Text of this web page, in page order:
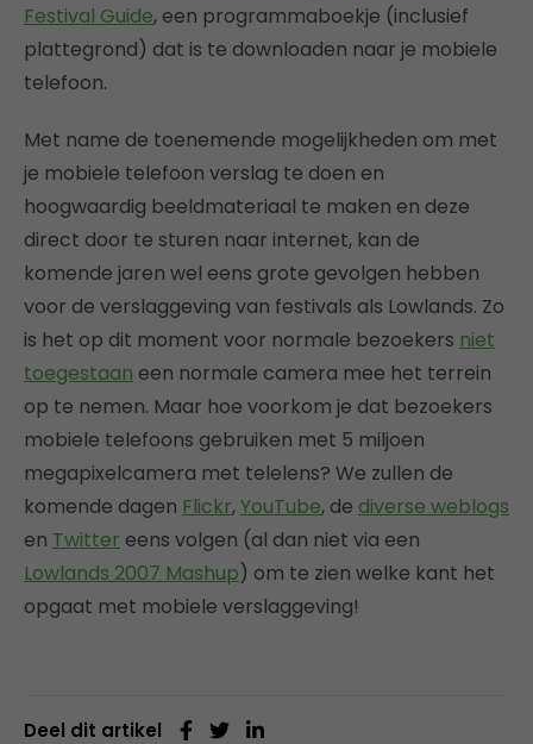
Festival Guide, een programmaboekje (inclusief
plattegrond) dat is te downloaden naar je mobiele
telefoon.
Met name de toenemende mogelijkheden om met
je mobiele telefoon verslag te doen en
hoogwaardig beeldmateriaal te maken en deze
direct door te sturen naar internet, kan de
komende jaren wel eens grote gevolgen hebben
voor de verslaggeving van festivals als Lowlands. Zo
is het op dit moment voor normale bezoekers niet
toegestaan een normale camera mee het terrein
op te nemen. Maar hoe voorkom je dat bezoekers
mobiele telefoons gebruiken met 5 miljoen
megapixelcamera met telelens? We zullen de
komende dagen Flickr,YouTube, de diverse weblogs
en Twitter eens volgen (al dan niet via een
Lowlands 2007 Mashup) om te zien welke kant het
opgaat met mobiele verslaggeving!
Deel dit artikel